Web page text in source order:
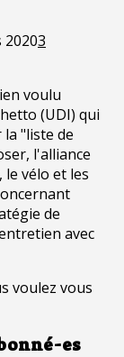
20203
voulu
(UDI) qui
"liste de
l'alliance
le vélo et les
de
avec
voulez vous
es